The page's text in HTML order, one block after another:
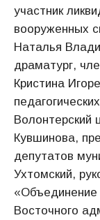
участник
вооруженных
Наталья
драматург,
Кристина
Волонтерский
Кувшинова,
депутатов
Ухтомский,
«Объединение
Восточного